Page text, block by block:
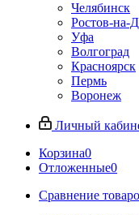
Челябинск
Ростов-на-
Уфа
Волгоград
Красноярск
Пермь
Воронеж
Личный
Корзина0
Отложенные0
Сравнение